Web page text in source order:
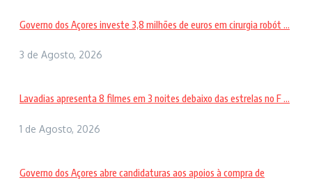
Governo dos Açores investe 3,8 milhões de euros em cirurgia robót ...
3 de Agosto, 2026
Lavadias apresenta 8 filmes em 3 noites debaixo das estrelas no F ...
1 de Agosto, 2026
Governo dos Açores abre candidaturas aos apoios à compra de